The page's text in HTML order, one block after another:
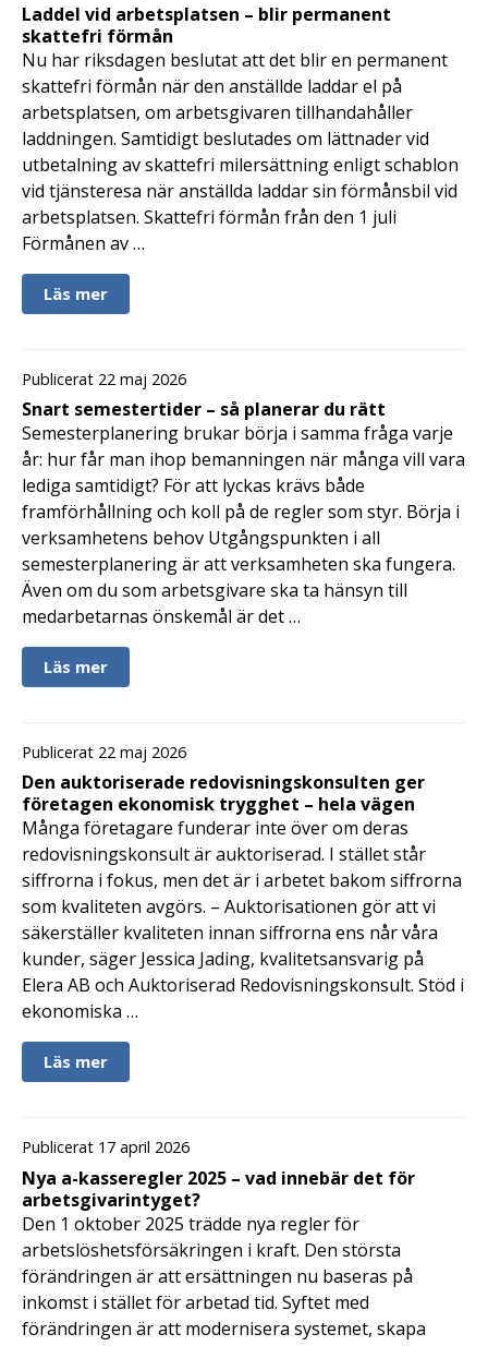
Laddel vid arbetsplatsen – blir permanent
skattefri förmån
Nu har riksdagen beslutat att det blir en permanent
skattefri förmån när den anställde laddar el på
arbetsplatsen, om arbetsgivaren tillhandahåller
laddningen. Samtidigt beslutades om lättnader vid
utbetalning av skattefri milersättning enligt schablon
vid tjänsteresa när anställda laddar sin förmånsbil vid
arbetsplatsen. Skattefri förmån från den 1 juli
Förmånen av …
Läs mer
Publicerat 22 maj 2026
Snart semestertider – så planerar du rätt
Semesterplanering brukar börja i samma fråga varje
år: hur får man ihop bemanningen när många vill vara
lediga samtidigt? För att lyckas krävs både
framförhållning och koll på de regler som styr. Börja i
verksamhetens behov Utgångspunkten i all
semesterplanering är att verksamheten ska fungera.
Även om du som arbetsgivare ska ta hänsyn till
medarbetarnas önskemål är det …
Läs mer
Publicerat 22 maj 2026
Den auktoriserade redovisningskonsulten ger
företagen ekonomisk trygghet – hela vägen
Många företagare funderar inte över om deras
redovisningskonsult är auktoriserad. I stället står
siffrorna i fokus, men det är i arbetet bakom siffrorna
som kvaliteten avgörs. – Auktorisationen gör att vi
säkerställer kvaliteten innan siffrorna ens når våra
kunder, säger Jessica Jading, kvalitetsansvarig på
Elera AB och Auktoriserad Redovisningskonsult. Stöd i
ekonomiska …
Läs mer
Publicerat 17 april 2026
Nya a-kasseregler 2025 – vad innebär det för
arbetsgivarintyget?
Den 1 oktober 2025 trädde nya regler för
arbetslöshetsförsäkringen i kraft. Den största
förändringen är att ersättningen nu baseras på
inkomst i stället för arbetad tid. Syftet med
förändringen är att modernisera systemet, skapa